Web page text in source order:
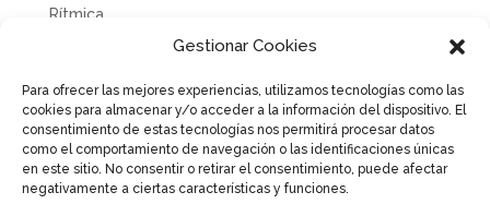
Gestionar Cookies
Para ofrecer las mejores experiencias, utilizamos tecnologías como las
cookies para almacenar y/o acceder a la información del dispositivo. El
consentimiento de estas tecnologías nos permitirá procesar datos
como el comportamiento de navegación o las identificaciones únicas
en este sitio. No consentir o retirar el consentimiento, puede afectar
negativamente a ciertas características y funciones.
Rítmica
Tecnificación
Uncategorized